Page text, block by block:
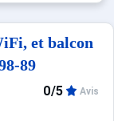
et balcon
89
0/5 Avis